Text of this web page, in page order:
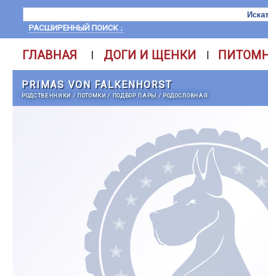
РАСШИРЕННЫЙ ПОИСК ↓
ГЛАВНАЯ | ДОГИ И ЩЕНКИ |
PRIMAS VON FALKENHORST
РОДСТВЕННИКИ / ПОТОМКИ/ ПОДБОР ПАРЫ / РОДОСЛОВНАЯ